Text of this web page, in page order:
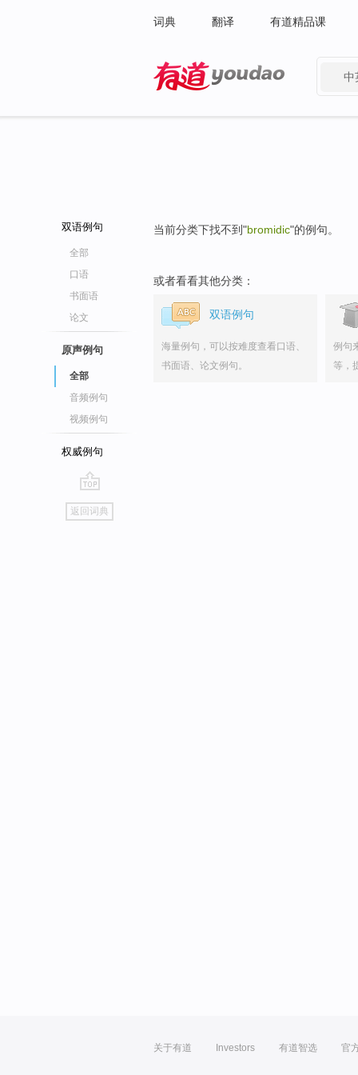
词典 翻译 有道精品课
中
双语例句
全部
口语
书面语
论文
原声例句
全部
音频例句
视频例句
权威例句
go
top
返回词典
当前分类下找不到"bromidic"的例句。
或者看看其他分类：
双语例句
海量例句，可以按难度查看口语、
书面语、论文例句。
例句
等，
关于有道 Investors 有道智选 官